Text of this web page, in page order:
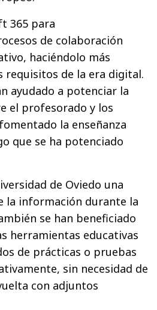
365 para
de colaboración
haciéndolo más
requisitos de la era digital.
ayudado a potenciar la
el profesorado y los
la enseñanza
que se ha potenciado
de Oviedo una
la información durante la
se han beneficiado
herramientas educativas
de prácticas o pruebas
sin necesidad de
con adjuntos